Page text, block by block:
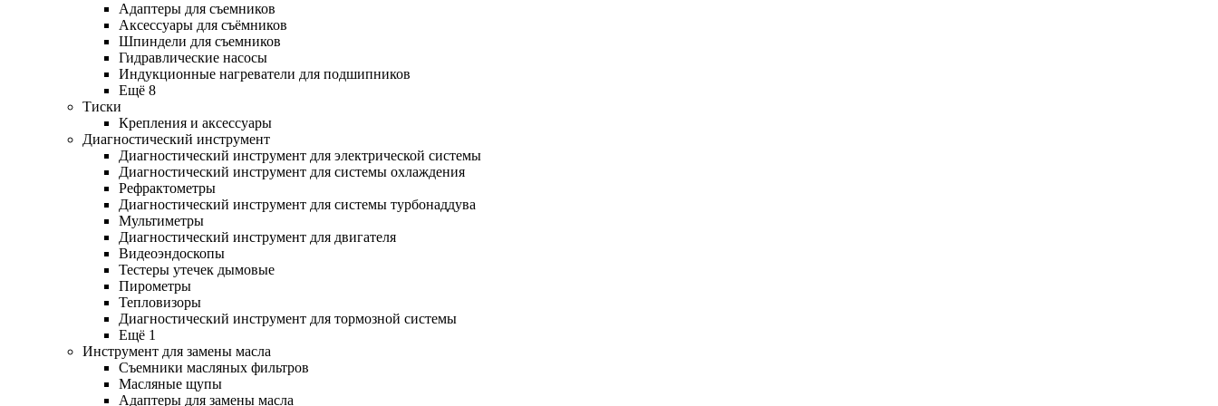
Адаптеры для съемников
Аксессуары для съёмников
Шпиндели для съемников
Гидравлические насосы
Индукционные нагреватели для подшипников
Ещё 8
Тиски
Крепления и аксессуары
Диагностический инструмент
Диагностический инструмент для электрической системы
Диагностический инструмент для системы охлаждения
Рефрактометры
Диагностический инструмент для системы турбонаддува
Мультиметры
Диагностический инструмент для двигателя
Видеоэндоскопы
Тестеры утечек дымовые
Пирометры
Тепловизоры
Диагностический инструмент для тормозной системы
Ещё 1
Инструмент для замены масла
Съемники масляных фильтров
Масляные щупы
Адаптеры для замены масла